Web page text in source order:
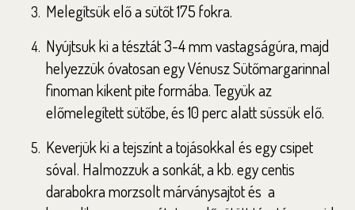
Melegítsük elő a sütőt 175 fokra.
Nyújtsuk ki a tésztát 3-4 mm vastagságúra, majd
helyezzük óvatosan egy Vénusz Sütőmargarinnal
finoman kikent pite formába. Tegyük az
előmelegített sütőbe, és 10 perc alatt süssük elő.
Keverjük ki a tejszínt a tojásokkal és egy csipet
sóval. Halmozzuk a sonkát, a kb. egy centis
darabokra morzsolt márványsajtot és a